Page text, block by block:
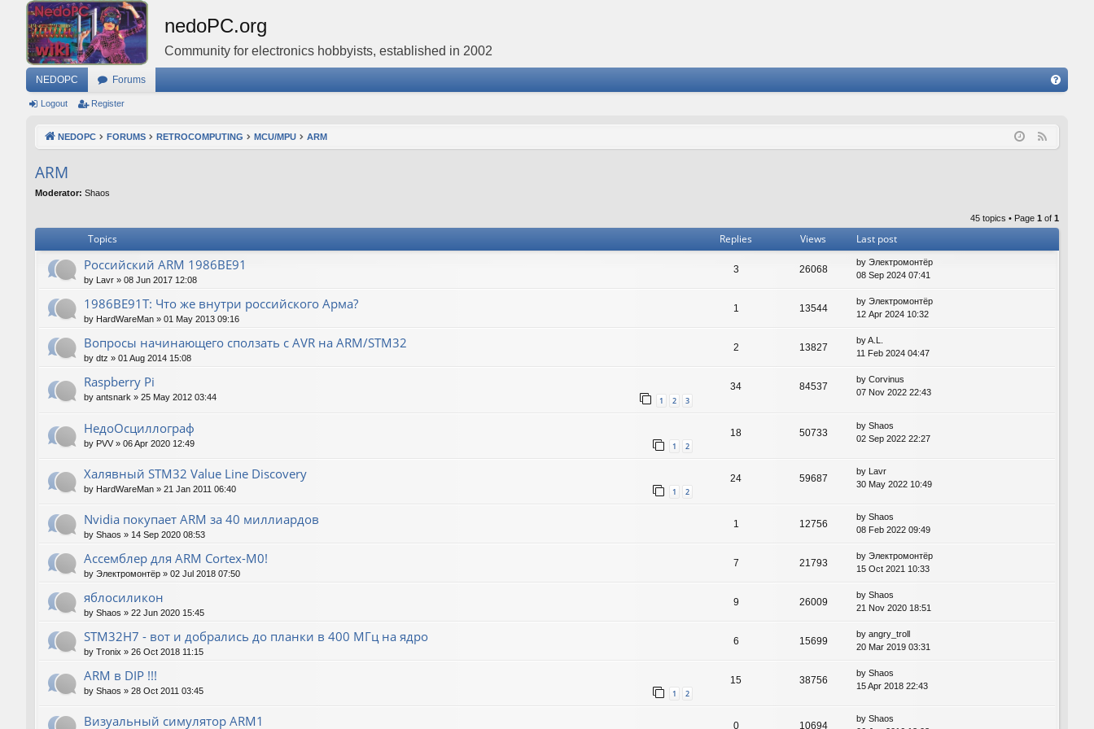
nedoPC.org
Community for electronics hobbyists, established in 2002
NEDOPC Forums
Q
Logout Register
NEDOPC FORUMS RETROCOMPUTING MCU/MPU ARM
ARM
Moderator: Shaos
45 topics • Page 1 of 1
Topics Replies Views Last post
Российский ARM 1986ВЕ91
by Lavr » 08 Jun 2017 12:08
3 26068
by Электромонтёр
08 Sep 2024 07:41
1986ВЕ91Т: Что же внутри российского Арма?
by HardWareMan » 01 May 2013 09:16
1 13544
by Электромонтёр
12 Apr 2024 10:32
Вопросы начинающего сползать с AVR на ARM/STM32
by dtz » 01 Aug 2014 15:08
2 13827
byA.L.
11 Feb 2024 04:47
Raspberry Pi
by antsnark » 25 May 2012 03:44 1 2 3
34 84537
by Corvinus
07 Nov 2022 22:43
НедоОсциллограф
by PVV » 06 Apr 2020 12:49 1 2
18 50733
by Shaos
02 Sep 2022 22:27
Халявный STM32 Value Line Discovery
by HardWareMan » 21 Jan 2011 06:40 1 2
24 59687
by Lavr
30 May 2022 10:49
Nvidia покупает ARM за 40 миллиардов
by Shaos » 14 Sep 2020 08:53
1 12756
by Shaos
08 Feb 2022 09:49
Ассемблер для ARM Cortex-M0!
by Электромонтёр » 02 Jul 2018 07:50
7 21793
by Электромонтёр
15 Oct 2021 10:33
яблосиликон
by Shaos » 22 Jun 2020 15:45
9 26009
by Shaos
21 Nov 2020 18:51
STM32H7 - вот и добрались до планки в 400 МГц на ядро
by Tronix » 26 Oct 2018 11:15
6 15699
by angry_troll
20 Mar 2019 03:31
ARM в DIP !!!
by Shaos » 28 Oct 2011 03:45 1 2
15 38756
by Shaos
15 Apr 2018 22:43
Визуальный симулятор ARM1 0 10694
by Shaos